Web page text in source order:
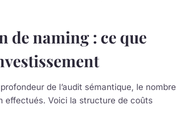
de naming : ce que
de l’audit sémantique, le nombre
effectués. Voici la structure de coûts